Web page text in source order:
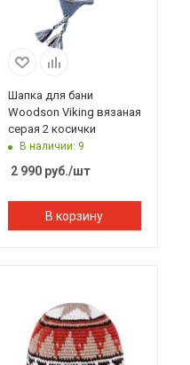
Шапка для бани
Woodson Viking вязаная
серая 2 косички
В наличии: 9
2 990руб./шт
В корзину